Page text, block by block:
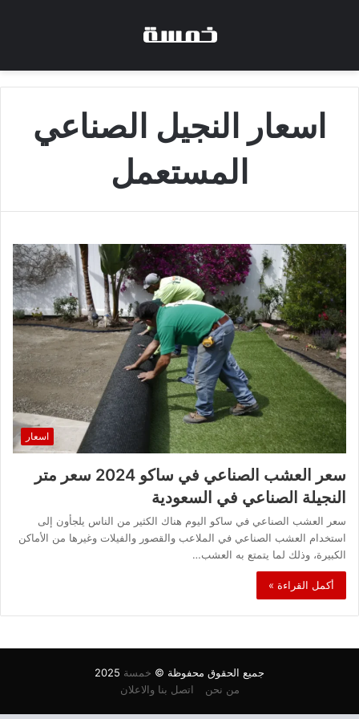
اسعار النجيل الصناعي
المستعمل
اسعار
سعر العشب الصناعي في ساكو 2024 سعر متر
النجيلة الصناعي في السعودية
سعر العشب الصناعي في ساكو اليوم هناك الكثير من الناس يلجأون إلى
استخدام العشب الصناعي في الملاعب والقصور والفيلات وغيرها من الأماكن
الكبيرة، وذلك لما يتمتع به العشب…
أكمل القراءة »
جميع الحقوق محفوظة © خمسة
من نحن
اتصل بنا والاعلان